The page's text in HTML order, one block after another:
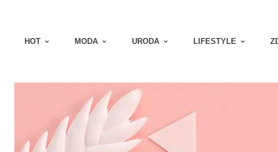
HOT MODA URODA LIFESTYLE